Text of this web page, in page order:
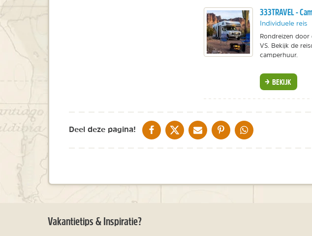
333TRAVEL -
Individuele reis
Rondreizen
VS. Bekijk de
camperhuur.
BEKIJK
Deel deze pagina! DELEN OP FACEBOOK
DELEN OP XDELEN VIA DE MAIL
DELEN OP PINTEREST
DELEN OP WHATSAPP
Vakantietips & Inspiratie?